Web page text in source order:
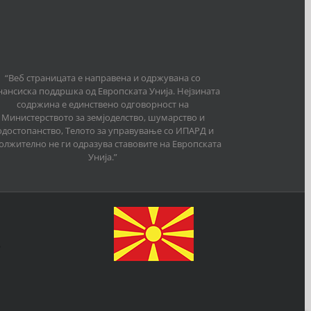
“Веб страницата е направена и одржувана со
поддршка од Европската Унија. Нејзината
содржина е единствено одговорност на
Министерството за земјоделство, шумарство и
Телото за управување со ИПАРД и
не ги одразува ставовите на Европската
Унија.”